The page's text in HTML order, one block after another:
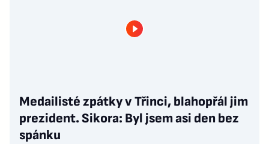
Medailisté zpátky v Třinci, blahopřál jim
prezident. Sikora: Byl jsem asi den bez
spánku